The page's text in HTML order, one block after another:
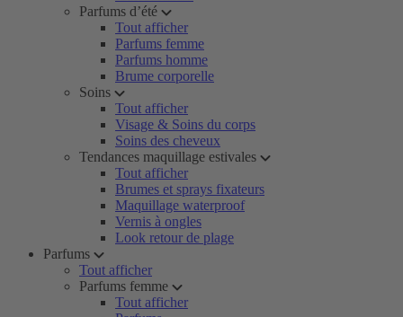
Parfums d’été
Tout afficher
Parfums femme
Parfums homme
Brume corporelle
Soins
Tout afficher
Visage & Soins du corps
Soins des cheveux
Tendances maquillage estivales
Tout afficher
Brumes et sprays fixateurs
Maquillage waterproof
Vernis à ongles
Look retour de plage
Parfums
Tout afficher
Parfums femme
Tout afficher